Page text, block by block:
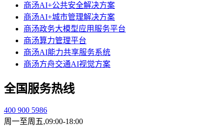
商汤AI+公共安全解决方案
商汤AI+城市管理解决方案
商汤政务大模型应用服务平台
商汤算力管理平台
商汤AI能力共享服务系统
商汤方舟交通AI视觉方案
全国服务热线
400 900 5986
周一至周五,09:00-18:00